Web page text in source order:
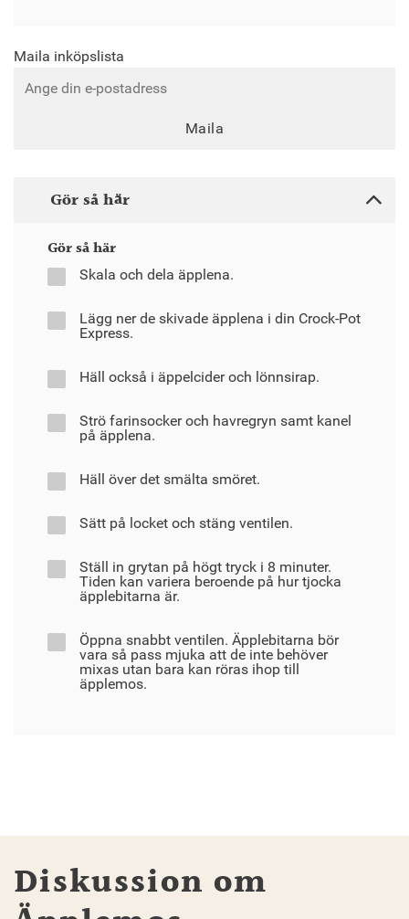
Maila inköpslista
Maila
Gör så här
Gör så här
Skala och dela äpplena.
Lägg ner de skivade äpplena i din Crock-Pot
Express.
Häll också i äppelcider och lönnsirap.
Strö farinsocker och havregryn samt kanel
på äpplena.
Häll över det smälta smöret.
Sätt på locket och stäng ventilen.
Ställ in grytan på högt tryck i 8 minuter.
Tiden kan variera beroende på hur tjocka
äpplebitarna är.
Öppna snabbt ventilen. Äpplebitarna bör
vara så pass mjuka att de inte behöver
mixas utan bara kan röras ihop till
äpplemos.
Diskussion om